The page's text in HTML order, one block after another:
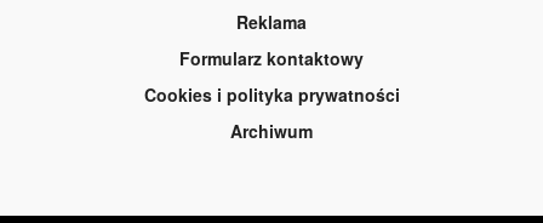
Reklama
Formularz kontaktowy
Cookies i polityka prywatności
Archiwum